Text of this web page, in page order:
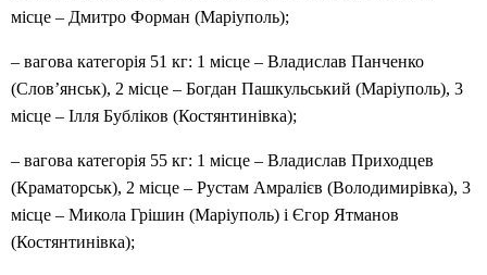
місце – Дмитро Форман (Маріуполь);
– вагова категорія 51 кг: 1 місце – Владислав Панченко
(Слов’янськ), 2 місце – Богдан Пашкульський (Маріуполь), 3
місце – Ілля Бубліков (Костянтинівка);
– вагова категорія 55 кг: 1 місце – Владислав Приходцев
(Краматорськ), 2 місце – Рустам Амралієв (Володимирівка), 3
місце – Микола Грішин (Маріуполь) і Єгор Ятманов
(Костянтинівка);